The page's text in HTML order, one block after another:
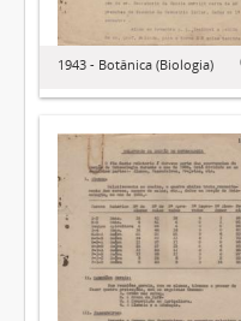
1943 - Botânica (Biologia)